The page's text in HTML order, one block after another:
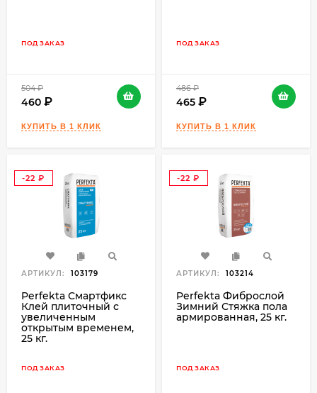
ПОД ЗАКАЗ
504
460
ПОД ЗАКАЗ
486
465
-22
АРТИКУЛ: 103179
Perfekta Смартфикс
Клей плиточный с
увеличенным
открытым временем,
25 кг.
ПОД ЗАКАЗ
-22
АРТИКУЛ: 103214
Perfekta Фиброслой
Зимний Стяжка пола
армированная, 25 кг.
ПОД ЗАКАЗ